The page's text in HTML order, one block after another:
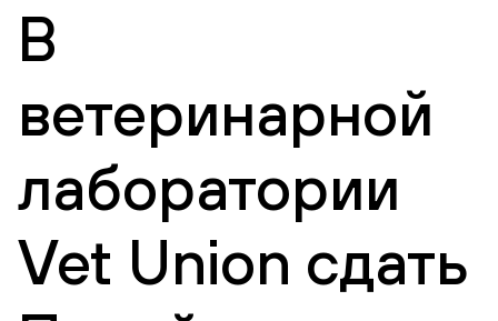
В
ветеринарной
лаборатории
Vet Union сдать